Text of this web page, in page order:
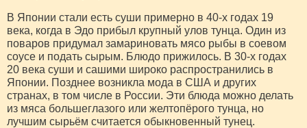
В Японии стали есть суши примерно в 40-х годах 19
века, когда в Эдо прибыл крупный улов тунца. Один из
поваров придумал замариновать мясо рыбы в соевом
соусе и подать сырым. Блюдо прижилось. В 30-х годах
20 века суши и сашими широко распространились в
Японии. Позднее возникла мода в США и других
странах, в том числе в России. Эти блюда можно делать
из мяса большеглазого или желтопёрого тунца, но
лучшим сырьём считается обыкновенный тунец.